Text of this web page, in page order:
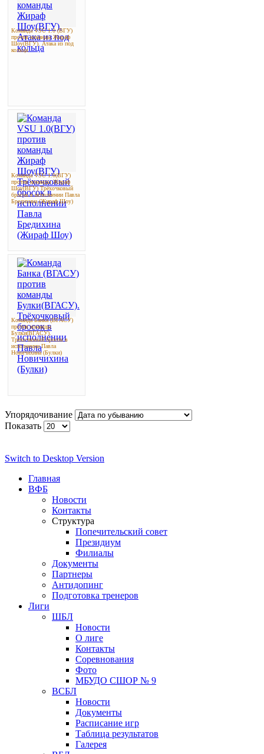
Команда VSU 1.0 (ВГУ)
против команды Жираф
Шоу(ВГУ). Атака из под
кольца
Команда VSU 1.0(ВГУ)
против команды Жираф
Шоу(ВГУ) Трёхочковый
бросок в исполнении Павла
Бредихина (Жираф Шоу)
Команда Банка (ВГАСУ)
против команды
Булки(ВГАСУ).
Трёхочковый бросок в
исполнении Павла
Новичихина (Булки)
Упорядочивание
Показать
Switch to Desktop Version
Главная
ВФБ
Новости
Контакты
Структура
Попечительский совет
Президиум
Филиалы
Документы
Партнеры
Антидопинг
Подготовка тренеров
Лиги
ШБЛ
Новости
О лиге
Контакты
Соревнования
Фото
МБУДО СШОР № 9
ВСБЛ
Новости
Документы
Расписание игр
Таблица результатов
Галерея